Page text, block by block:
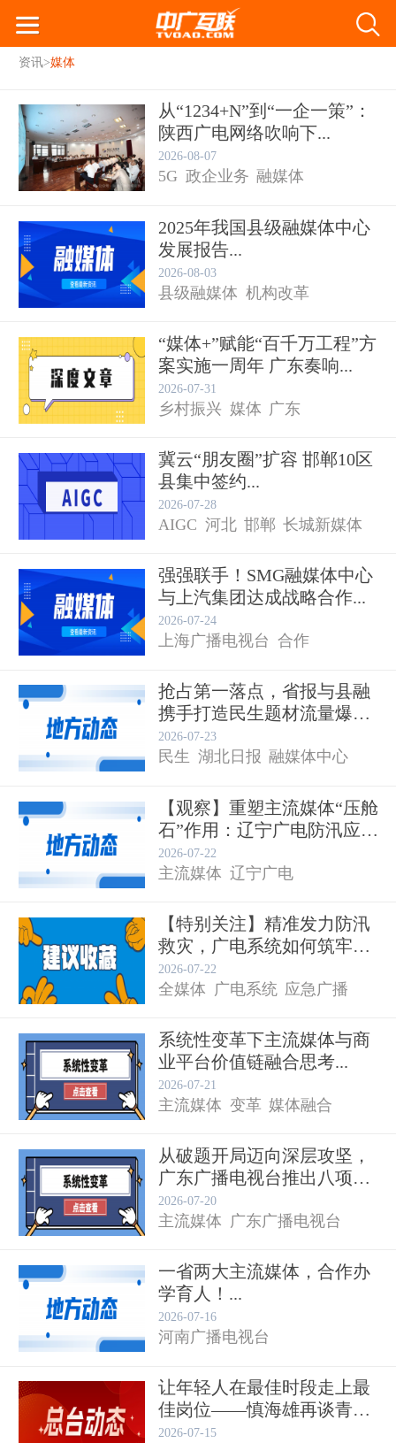
资讯>媒体
从“1234+N”到“一企一策”：
陕西广电网络吹响下...
2026-08-07
5G 政企业务 融媒体
陕西广电网络
2025年我国县级融媒体中心
发展报告...
2026-08-03
县级融媒体 机构改革
“媒体+”赋能“百千万工程”方
案实施一周年 广东奏响...
2026-07-31
乡村振兴 媒体 广东
冀云“朋友圈”扩容 邯郸10区
县集中签约...
2026-07-28
AIGC 河北 邯郸 长城新媒体
强强联手！SMG融媒体中心
与上汽集团达成战略合作...
2026-07-24
上海广播电视台 合作
融媒体中心
抢占第一落点，省报与县融
携手打造民生题材流量爆
款...
2026-07-23
民生 湖北日报 融媒体中心
【观察】重塑主流媒体“压舱
石”作用：辽宁广电防汛应
急...
2026-07-22
主流媒体 辽宁广电
【特别关注】精准发力防汛
救灾，广电系统如何筑牢安
全防...
2026-07-22
全媒体 广电系统 应急广播
系统性变革下主流媒体与商
业平台价值链融合思考...
2026-07-21
主流媒体 变革 媒体融合
从破题开局迈向深层攻坚，
广东广播电视台推出八项变
革举...
2026-07-20
主流媒体 广东广播电视台
机构改革
一省两大主流媒体，合作办
学育人！...
2026-07-16
河南广播电视台
河南广播电视新媒体集团
让年轻人在最佳时段走上最
佳岗位——慎海雄再谈青年
干部...
2026-07-15